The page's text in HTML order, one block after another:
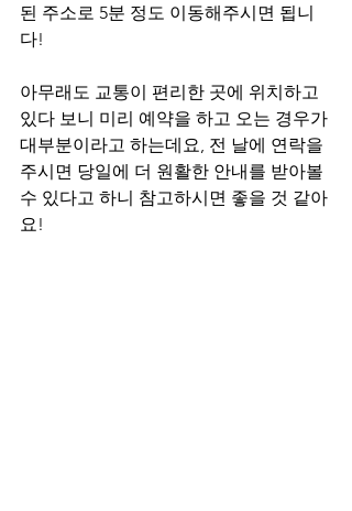
된 주소로 5분 정도 이동해주시면 됩니
다!
아무래도 교통이 편리한 곳에 위치하고
있다 보니 미리 예약을 하고 오는 경우가
대부분이라고 하는데요, 전 날에 연락을
주시면 당일에 더 원활한 안내를 받아볼
수 있다고 하니 참고하시면 좋을 것 같아
요!